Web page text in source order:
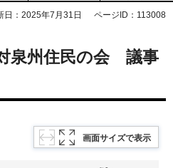
日：2025年7月31日 ページID：113008
泉州住民の会 議事
画面サイズで表示